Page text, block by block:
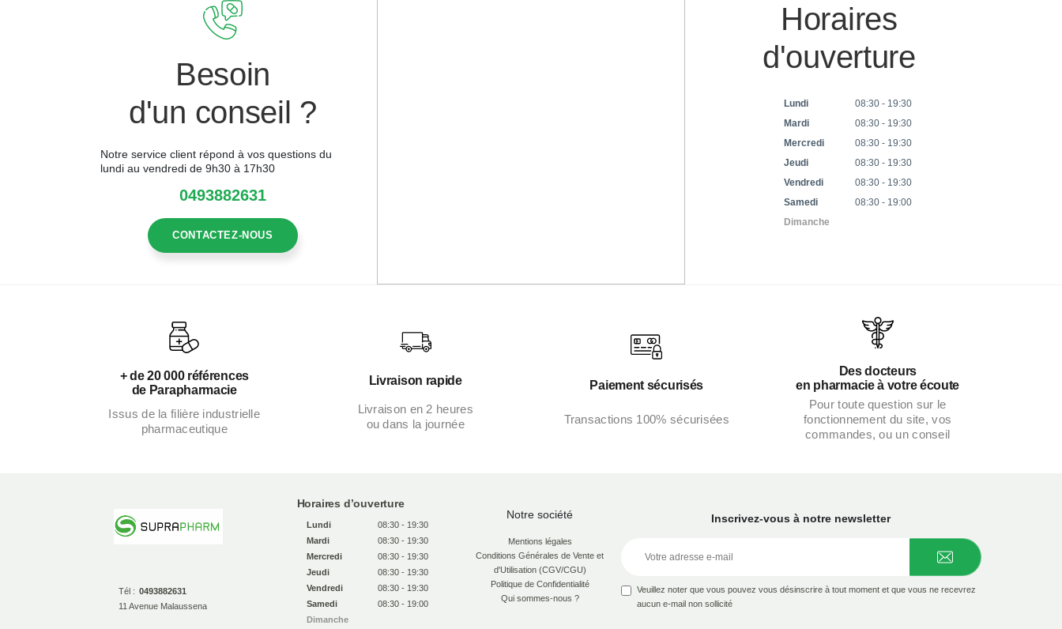
Besoin
d'un conseil ?
Notre service client répond à vos questions du
lundi au vendredi de 9h30 à 17h30
0493882631
CONTACTEZ-NOUS
Horaires
d'ouverture
Lundi
08:30 - 19:30
Mardi
08:30 - 19:30
Mercredi
08:30 - 19:30
Jeudi
08:30 - 19:30
Vendredi
08:30 - 19:30
Samedi
08:30 - 19:00
Dimanche
+ de 20 000 références
de Parapharmacie
Issus de la filière industrielle
pharmaceutique
Livraison rapide
Livraison en 2 heures
ou dans la journée
Paiement sécurisés
Transactions 100% sécurisées
Des docteurs
en pharmacie à votre écoute
Pour toute question sur le
fonctionnement du site, vos
commandes, ou un conseil
Tél : 0493882631
11 Avenue Malaussena
Horaires d’ouverture
Lundi
08:30 - 19:30
Mardi
08:30 - 19:30
Mercredi
08:30 - 19:30
Jeudi
08:30 - 19:30
Vendredi
08:30 - 19:30
Samedi
08:30 - 19:00
Dimanche
Notre société
Mentions légales
Conditions Générales de Vente et
d'Utilisation (CGV/CGU)
Politique de Confidentialité
Qui sommes-nous ?
Inscrivez-vous à notre newsletter
Veuillez noter que vous pouvez vous désinscrire à tout moment et que vous ne recevrez
aucun e-mail non sollicité